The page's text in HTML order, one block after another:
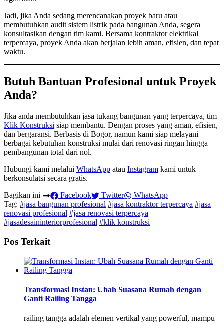
Jadi, jika Anda sedang merencanakan proyek baru atau
membutuhkan audit sistem listrik pada bangunan Anda, segera
konsultasikan dengan tim kami. Bersama kontraktor elektrikal
terpercaya, proyek Anda akan berjalan lebih aman, efisien, dan tepat
waktu.
Butuh Bantuan Profesional untuk Proyek
Anda?
Jika anda membutuhkan jasa tukang bangunan yang terpercaya, tim
Klik Konstruksi siap membantu. Dengan proses yang aman, efisien,
dan bergaransi. Berbasis di Bogor, namun kami siap melayani
berbagai kebutuhan konstruksi mulai dari renovasi ringan hingga
pembangunan total dari nol.
Hubungi kami melalui WhatsApp atau Instagram kami untuk
berkonsulatsi secara gratis.
Bagikan ini
Facebook Twitter
WhatsApp
Tag: #jasa bangunan profesional #jasa kontraktor terpercaya #jasa
renovasi profesional #jasa renovasi terpercaya
#jasadesaininteriorprofesional #klik konstruksi
Pos Terkait
Transformasi Instan: Ubah Suasana Rumah dengan
Ganti Railing Tangga
railing tangga adalah elemen vertikal yang powerful, mampu